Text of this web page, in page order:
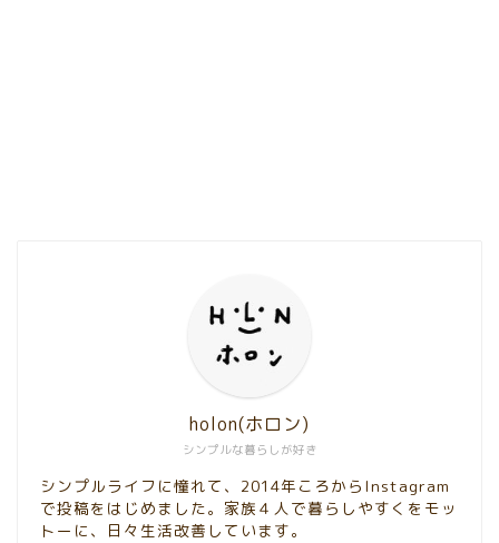
シンプルな暮らしが好き
holon(ホロン)
シンプルライフに憧れて、2014年ころからInstagram
で投稿をはじめました。家族４人で暮らしやすくをモッ
トーに、日々生活改善しています。